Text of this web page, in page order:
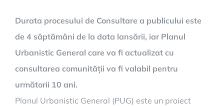
Durata procesului de Consultare a publicului este
de 4 săptămâni de la data lansării, iar Planul
Urbanistic General care va fi actualizat cu
consultarea comunității va fi valabil pentru
următorii 10 ani.
Planul Urbanistic General (PUG) este un proiect